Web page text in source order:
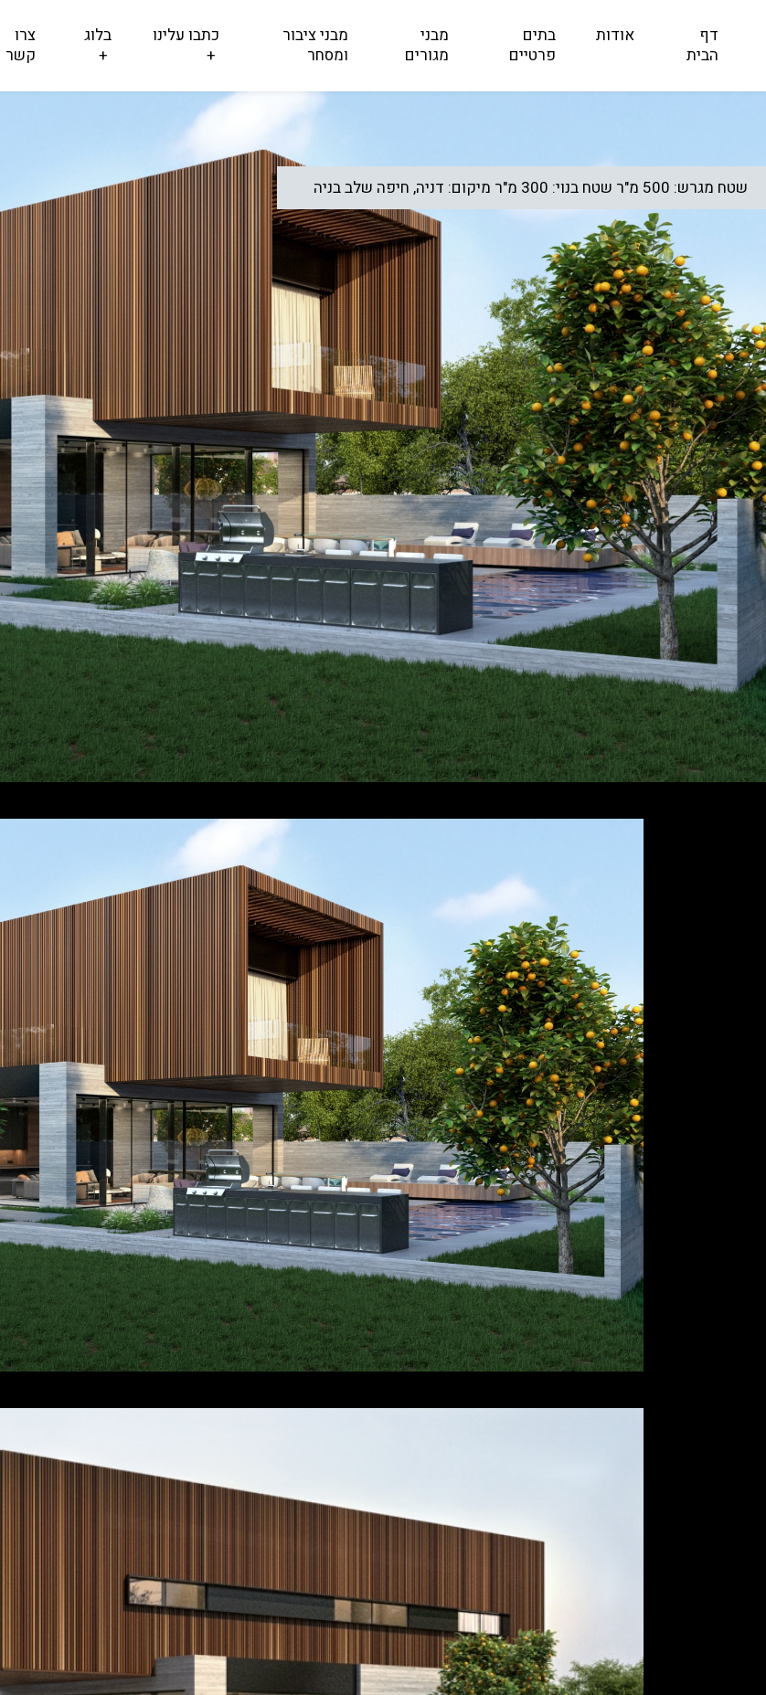
דף
הבית
אודות
בתים
פרטיים
מבני
מגורים
מבני ציבור
ומסחר
כתבו עלינו
+
בלוג
+
צרו
קשר
שטח מגרש: 500 מ"ר שטח בנוי: 300 מ"ר מיקום: דניה, חיפה שלב בניה